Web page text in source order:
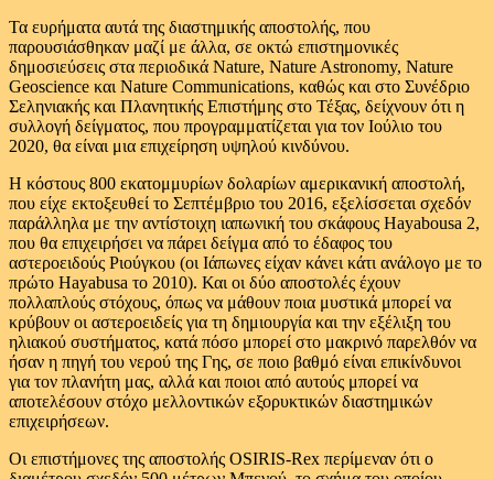
Τα ευρήματα αυτά της διαστημικής αποστολής, που
παρουσιάσθηκαν μαζί με άλλα, σε οκτώ επιστημονικές
δημοσιεύσεις στα περιοδικά Nature, Nature Astronomy, Nature
Geoscience και Nature Communications, καθώς και στο Συνέδριο
Σεληνιακής και Πλανητικής Επιστήμης στο Τέξας, δείχνουν ότι η
συλλογή δείγματος, που προγραμματίζεται για τον Ιούλιο του
2020, θα είναι μια επιχείρηση υψηλού κινδύνου.
Η κόστους 800 εκατομμυρίων δολαρίων αμερικανική αποστολή,
που είχε εκτοξευθεί το Σεπτέμβριο του 2016, εξελίσσεται σχεδόν
παράλληλα με την αντίστοιχη ιαπωνική του σκάφους Hayabousa 2,
που θα επιχειρήσει να πάρει δείγμα από το έδαφος του
αστεροειδούς Ριούγκου (οι Ιάπωνες είχαν κάνει κάτι ανάλογο με το
πρώτο Hayabusa το 2010). Και οι δύο αποστολές έχουν
πολλαπλούς στόχους, όπως να μάθουν ποια μυστικά μπορεί να
κρύβουν οι αστεροειδείς για τη δημιουργία και την εξέλιξη του
ηλιακού συστήματος, κατά πόσο μπορεί στο μακρινό παρελθόν να
ήσαν η πηγή του νερού της Γης, σε ποιο βαθμό είναι επικίνδυνοι
για τον πλανήτη μας, αλλά και ποιοι από αυτούς μπορεί να
αποτελέσουν στόχο μελλοντικών εξορυκτικών διαστημικών
επιχειρήσεων.
Οι επιστήμονες της αποστολής OSIRIS-Rex περίμεναν ότι ο